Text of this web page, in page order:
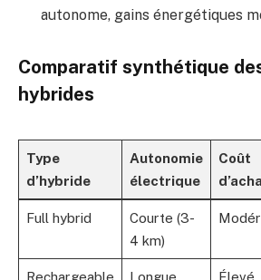
autonome, gains énergétiques
Comparatif synthétique
hybrides
Type
d’hybride
Autonomie
électrique
Coût
Full hybrid
Courte (3-
4 km)
Rechargeable Longue Élevé